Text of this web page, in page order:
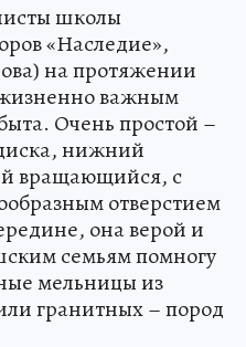
школы
«Наследие»,
на протяжении
важным
Очень простой –
нижний
вращающийся, с
отверстием
она верой и
семьям помногу
мельницы из
гранитных – пород